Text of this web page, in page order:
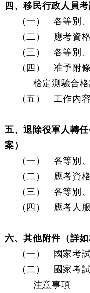
四、移民行政人員
（一）
各等別
（二）
應考資
（三）
各等別
（四）
准予附
檢定測驗合格
（五）
工作內容
五、退除役軍人轉
案）
（一）
各等別
（二）
應考資
（三）
各等別
（四）
應考人
六、其他附件（詳如
（一）
國家考
（二）
國家考
注意事項